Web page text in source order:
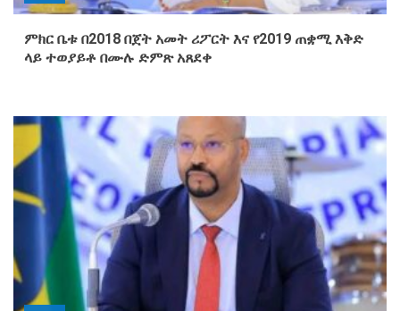
ምክር ቤቱ በ2018 በጀት አመት ሪፖርት እና የ2019 ጠቋሚ እቅድ
ላይ ተወያይቶ በሙሉ ድምጽ አጸደቀ